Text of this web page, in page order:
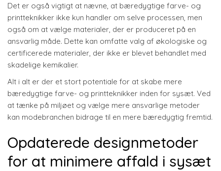
Det er også vigtigt at nævne, at bæredygtige farve- og
printteknikker ikke kun handler om selve processen, men
også om at vælge materialer, der er produceret på en
ansvarlig måde. Dette kan omfatte valg af økologiske og
certificerede materialer, der ikke er blevet behandlet med
skadelige kemikalier.
Alt i alt er der et stort potentiale for at skabe mere
bæredygtige farve- og printteknikker inden for sysæt. Ved
at tænke på miljøet og vælge mere ansvarlige metoder
kan modebranchen bidrage til en mere bæredygtig fremtid.
Opdaterede designmetoder
for at minimere affald i sysæt